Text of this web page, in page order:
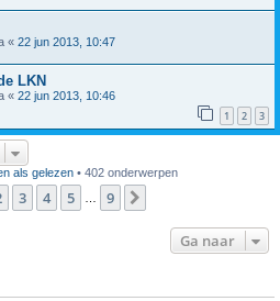
« 22 jun 2013, 10:47
LKN
« 22 jun 2013, 10:46
1 2 3
als gelezen• 402 onderwerpen
van 9
3 4 5 9
Ga naar